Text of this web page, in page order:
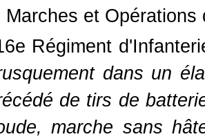
Marches et
Régiment
dans un
de tirs de
marche sans